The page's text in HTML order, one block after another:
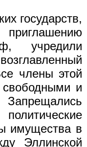
государств,
учредили
члены этой
свободными и
имущества в
Эллинской